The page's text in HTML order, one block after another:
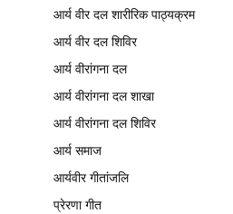
आर्य वीर दल शारीरिक पाठ्यक्रम
आर्य वीर दल शिविर
आर्य वीरांगना दल
आर्य वीरांगना दल शाखा
आर्य वीरांगना दल शिविर
आर्य समाज
आर्यवीर गीतांजलि
प्रेरणा गीत